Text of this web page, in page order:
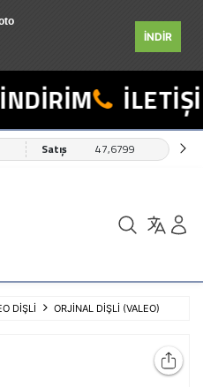
İNDİR
Satış 47,6799
DİŞLİ ORJİNAL DİŞLİ (VALEO)